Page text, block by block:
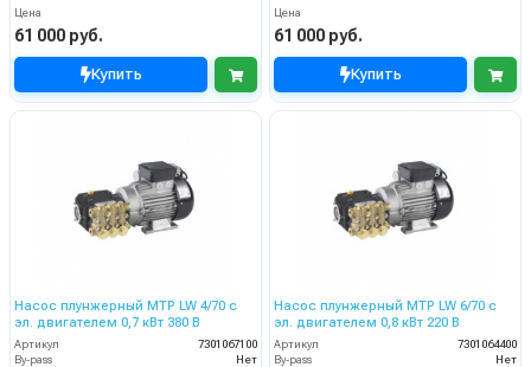
Цена
61 000 руб.
Купить
Цена
61 000 руб.
Купить
Насос плунжерный MTP LW 4/70 с
эл. двигателем 0,7 кВт 380 В
Артикул
7301067100
By-pass
Нет
Насос плунжерный MTP LW 6/70 с
эл. двигателем 0,8 кВт 220 В
Артикул
7301064400
By-pass
Нет